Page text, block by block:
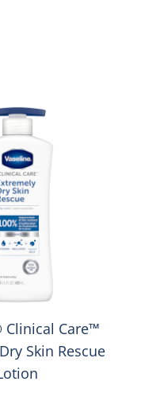
Clinical Care™
Skin Rescue